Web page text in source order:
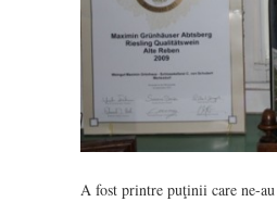
A fost printre puţinii care ne-